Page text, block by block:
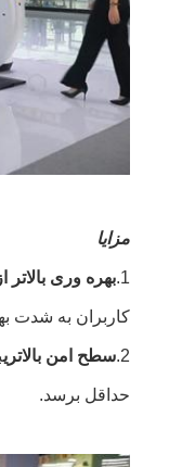
مزایا
1. بهره وری بالاتر
کاربران به شدت
2. سطح امن بالاتري
حداقل برسد.